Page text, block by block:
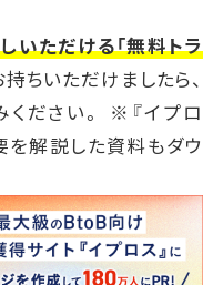
いただける「無料トラ
ちいただけましたら、
ださい。 ※『イプロ
を解説した資料もダウ